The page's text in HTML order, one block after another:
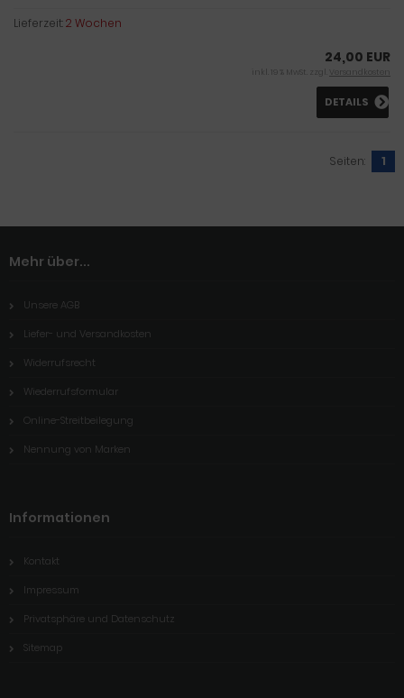
Lieferzeit:2 Wochen
24,00 EUR
inkl. 19 % MwSt. zzgl. Versandkosten
DETAILS
Seiten: 1
Mehr über...
Unsere AGB
Liefer- und Versandkosten
Widerrufsrecht
Wiederrufsformular
Online-Streitbeilegung
Nennung von Marken
Informationen
Kontakt
Impressum
Privatsphäre und Datenschutz
Sitemap